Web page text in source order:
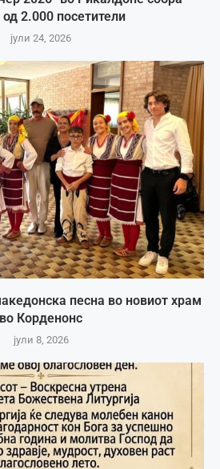
2.000 посетители
јули 24, 2026
песна во новиот храм
во Корденонс
јули 8, 2026